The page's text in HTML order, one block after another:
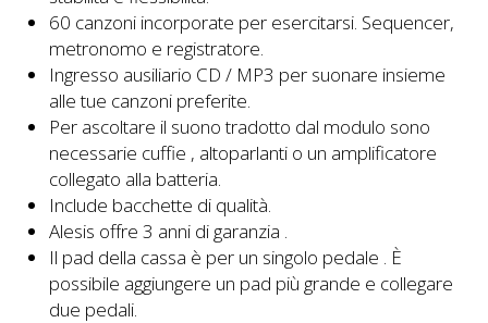
60 canzoni incorporate per esercitarsi. Sequencer,
metronomo e registratore.
Ingresso ausiliario CD / MP3 per suonare insieme
alle tue canzoni preferite.
Per ascoltare il suono tradotto dal modulo sono
necessarie cuffie , altoparlanti o un amplificatore
collegato alla batteria.
Include bacchette di qualità.
Alesis offre 3 anni di garanzia .
Il pad della cassa è per un singolo pedale . È
possibile aggiungere un pad più grande e collegare
due pedali.